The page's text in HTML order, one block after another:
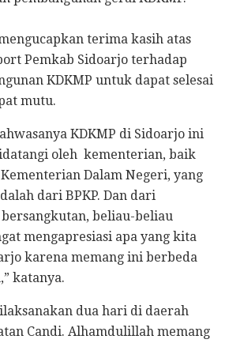
terima kasih atas
Pemkab Sidoarjo terhadap
KDKMP untuk dapat selesai
mutu.
KDKMP di Sidoarjo ini
oleh kementerian, baik
Dalam Negeri, yang
dari BPKP. Dan dari
beliau-beliau
mengapresiasi apa yang kita
karena memang ini berbeda
katanya.
dua hari di daerah
Candi. Alhamdulillah memang